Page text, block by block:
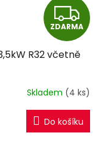
Z
D
A
R
M
A
ZDARMA
R32 včetně
Skladem (4 ks)
Do košíku